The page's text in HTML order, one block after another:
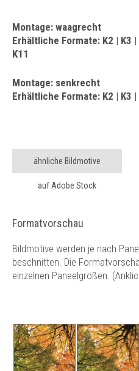
Montage: waagrecht
Erhältliche Formate: K2 | K3 |
K11
Montage: senkrecht
Erhältliche Formate: K2 | K3 |
ähnliche Bildmotive
auf Adobe Stock
Formatvorschau
Bildmotive werden je nach
beschnitten. Die
einzelnen Paneelgrößen.